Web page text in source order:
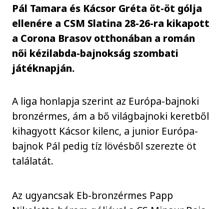
Pál Tamara és Kácsor Gréta öt-öt gólja
ellenére a CSM Slatina 28-26-ra kikapott
a Corona Brasov otthonában a román
női kézilabda-bajnokság szombati
játéknapján.
A liga honlapja szerint az Európa-bajnoki
bronzérmes, ám a bő világbajnoki keretből
kihagyott Kácsor kilenc, a junior Európa-
bajnok Pál pedig tíz lövésből szerezte öt
találatát.
Az ugyancsak Eb-bronzérmes Papp